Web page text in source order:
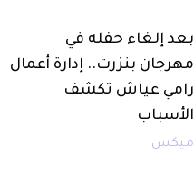
بعد إلغاء حفله في
مهرجان بنزرت.. إدارة أعمال
رامي عياش تكشف
الأسباب
ميكس